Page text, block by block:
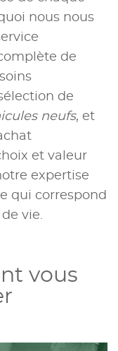
nous nous
de
de
neufs, et
et valeur
expertise
qui correspond
vie.
vous